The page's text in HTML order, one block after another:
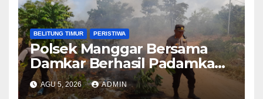
BELITUNG TIMUR PERISTIWA
Polsek Manggar Bersama
Damkar Berhasil Padamkan
Kebakaran Lahan di Desa
Sukamandi
AGU 5, 2026 ADMIN